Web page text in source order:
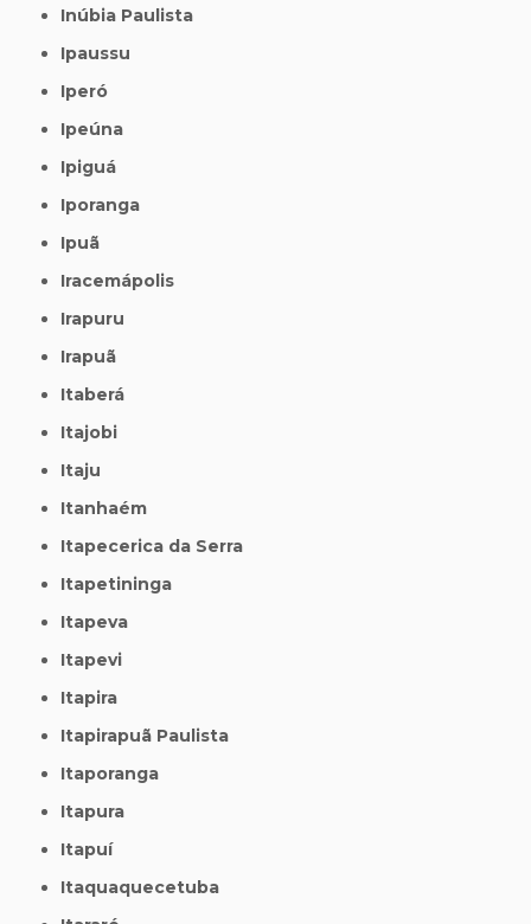
Inúbia Paulista
Ipaussu
Iperó
Ipeúna
Ipiguá
Iporanga
Ipuã
Iracemápolis
Irapuru
Irapuã
Itaberá
Itajobi
Itaju
Itanhaém
Itapecerica da Serra
Itapetininga
Itapeva
Itapevi
Itapira
Itapirapuã Paulista
Itaporanga
Itapura
Itapuí
Itaquaquecetuba